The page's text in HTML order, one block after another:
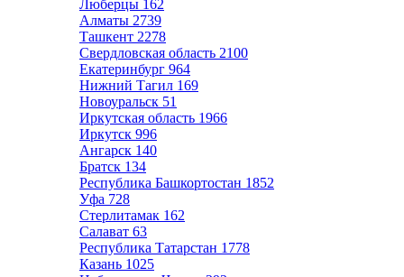
Люберцы 162
Алматы 2739
Ташкент 2278
Свердловская область 2100
Екатеринбург 964
Нижний Тагил 169
Новоуральск 51
Иркутская область 1966
Иркутск 996
Ангарск 140
Братск 134
Республика Башкортостан 1852
Уфа 728
Стерлитамак 162
Салават 63
Республика Татарстан 1778
Казань 1025